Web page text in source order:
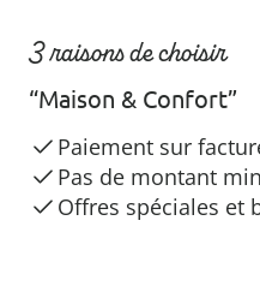
3 raisons de choisir
“Maison & Confort”
Paiement sur
Pas de montant
Offres spéciales et